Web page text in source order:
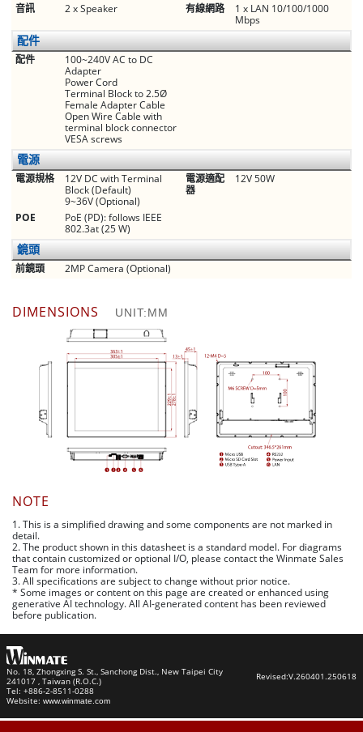
音訊
2 x Speaker 有線網路
1 x LAN 10/100/1000
Mbps
配件
配件
100~240V AC to DC
Adapter
Power Cord
Terminal Block to 2.5Ø
Female Adapter Cable
Open Wire Cable with
terminal block connector
VESA screws
電源
電源規格
12V DC with Terminal
Block (Default)
9~36V (Optional)
電源適配
器
12V 50W
POE
PoE (PD): follows IEEE
802.3at (25 W)
鏡頭
前鏡頭 2MP Camera (Optional)
DIMENSIONS UNIT:MM
NOTE
1. This is a simplified drawing and some components are not marked in
detail.
2. The product shown in this datasheet is a standard model. For diagrams
that contain customized or optional I/O, please contact the Winmate Sales
Team for more information.
3. All specifications are subject to change without prior notice.
* Some images or content on this page are created or enhanced using
generative AI technology. All AI-generated content has been reviewed
before publication.
No. 18, Zhongxing S. St., Sanchong Dist., New Taipei City
241017 , Taiwan (R.O.C.)
Tel: +886-2-8511-0288
Website:www.winmate.com
Revised:V.260401.250618